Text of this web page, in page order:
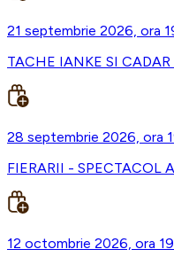
21 septembrie 2026, ora
TACHE IANKE SI
28 septembrie 2026, ora
FIERARII - SPECTACOL
12 octombrie 2026, ora